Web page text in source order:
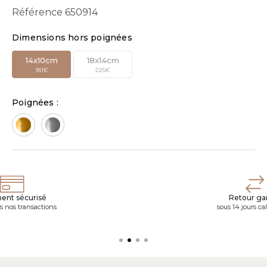
Référence 650914
Dimensions hors poignées
14x10cm
181€
18x14cm
225€
Poignées :
sécurisé
nos transactions
Retour
sous 14 jours